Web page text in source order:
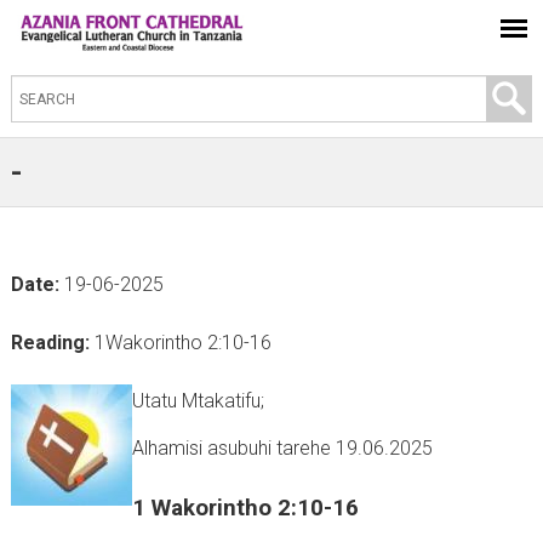
S
e
t
h
s
i
-
Date: 19-06-2025
Reading: 1Wakorintho 2:10-16
Utatu Mtakatifu;
Alhamisi asubuhi tarehe 19.06.2025
1 Wakorintho 2:10-16